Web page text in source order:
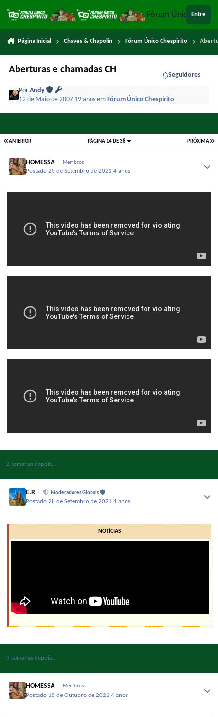
Fórum ÚnicoEntre
Página Inicial Chaves & Chapolin Fórum Único Chespirito
Aberturas e chamadas CH
Seguidores
PorAndy
12 de Maio de 2007 19 anosem Fórum Único Chespirito
ANTERIOR PRÓXIMA
PÁGINA 14 DE 38
HOMESSA Membros
Postado20 de Setembro de 20214 anos
2 semanas depois...
E.R Moderadores Globais
Postado28 de Setembro de 20214 anos
NOTÍCIAS
3 semanas depois...
HOMESSA Membros
Postado 15 de Outubro de 20214 anos